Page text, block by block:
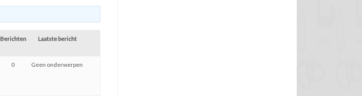
Berichten Laatste bericht
0 Geen onderwerpen